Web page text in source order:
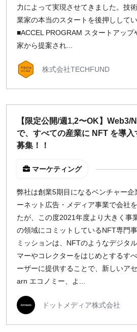
募集状況
募集中のみ表示
時給
¥2,000 ¥3,000
力によって実現させてきました。技
業家の本当のスタートを後押しして
■ACCEL PROGRAM スタートアッ
家から提案され...
株式会社TECHFUND
【限定公開/週1,2〜OK】Web3/
で、すべての産業に NFT を導
募集！！
マーケティング
弊社は創業5期目になるベンチャー企
ーネット広告・メディア事業で会社
たが、この度2021年度より大きく事
の領域にコミットしているNFT専門
ミッションは、NFTのようなデジタ
マーやコレクターをはじめとするす
ーザーに提供することで、新しいア
arn エコノミー、よ...
ドットメディア株式会社